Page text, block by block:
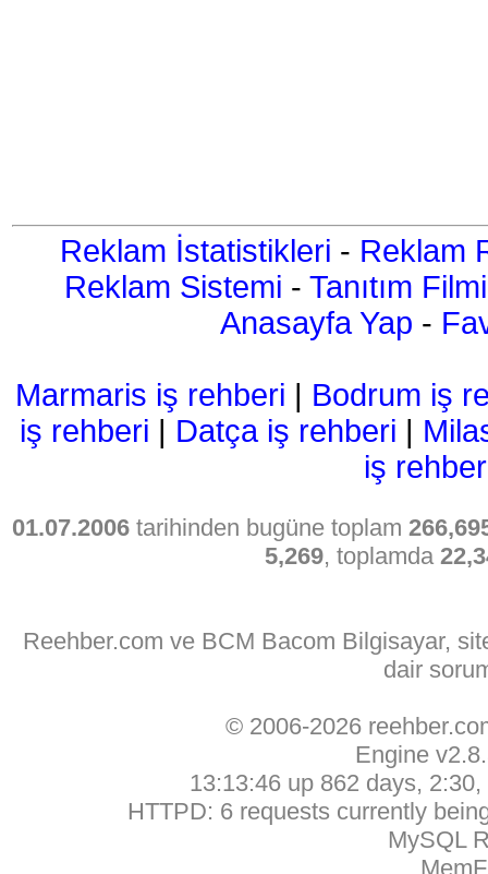
Reklam İstatistikleri - Reklam
Reklam Sistemi - Tanıtım Filmi
Anasayfa Yap -
Marmaris iş rehberi | Bodrum iş
iş rehberi | Datça iş rehberi |
iş
01.07.2006 tarihinden bugüne toplam
5,269, toplamda
Reehber.com ve BCM Bacom Bilgisayar,
dair
© 2006-2026
Engine
13:13:46 up 862 days,
HTTPD: 6 requests currently
MySQL